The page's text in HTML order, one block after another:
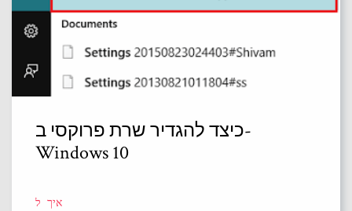
כיצד להגדיר שרת פרוקסי ב-
Windows 10
איך ל